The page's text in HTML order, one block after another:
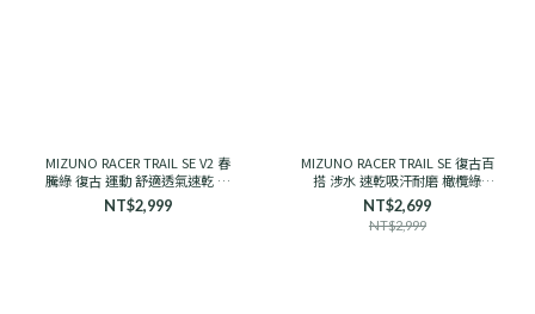
MIZUNO RACER TRAIL SE V2 春
騰綠 復古 運動 舒適透氣速乾 朔
溪鞋 D1GH261202
NT$2,999
MIZUNO RACER TRAIL SE 復古百
搭 涉水 速乾吸汗耐磨 橄欖綠
D1GH241901
NT$2,699
NT$2,999